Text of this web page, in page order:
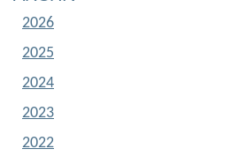
2026
2025
2024
2023
2022